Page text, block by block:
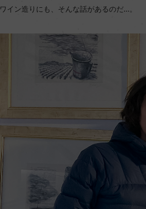
ワイン造りにも、そんな話があるのだ...。